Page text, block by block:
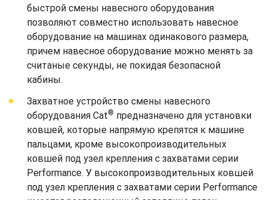
быстрой смены навесного оборудования
позволяют совместно использовать навесное
оборудование на машинах одинакового размера,
причем навесное оборудование можно менять за
считаные секунды, не покидая безопасной
кабины.
Захватное устройство смены навесного
оборудования Cat® предназначено для установки
ковшей, которые напрямую крепятся к машине
пальцами, кроме высокопроизводительных
ковшей под узел крепления с захватами серии
Performance. У высокопроизводительных ковшей
под узел крепления с захватами серии Performance